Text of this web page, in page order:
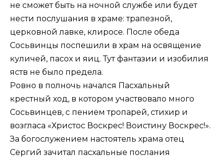
не сможет быть на ночной службе или будет
нести послушания в храме: трапезной,
церковной лавке, клиросе. После обеда
Сосьвинцы поспешили в храм на освящение
куличей, пасох и яиц. Тут фантазии и изобилия
яств не было предела.
Ровно в полночь начался Пасхальный
крестный ход, в котором участвовало много
Сосьвинцев, с пением тропарей, стихир и
возгласа «Христос Воскрес! Воистину Воскрес!».
За богослужением настоятель храма отец
Сергий зачитал пасхальные послания